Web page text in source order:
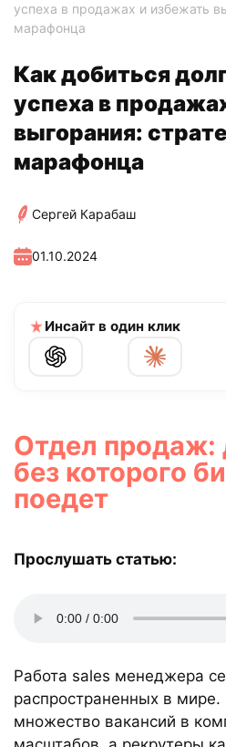
успеха в продажах и избежать
марафонца
Как добиться
успеха в
выгорания:
марафонца
Сергей Карабаш
01.10.2024
Инсайт в один клик
Отдел продаж:
без которого
поедет
Прослушать статью:
Работа sales менеджера
распространенных в
множество вакансий в